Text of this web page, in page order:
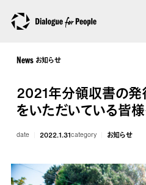
News お知らせ
2021年分領収書の発
をいただいている皆様
date 2022.1.31category お知らせ